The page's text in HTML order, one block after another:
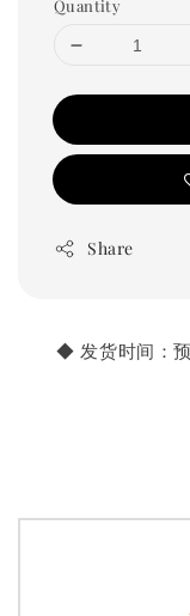
Quantity
Share
◆ 发货时间：预